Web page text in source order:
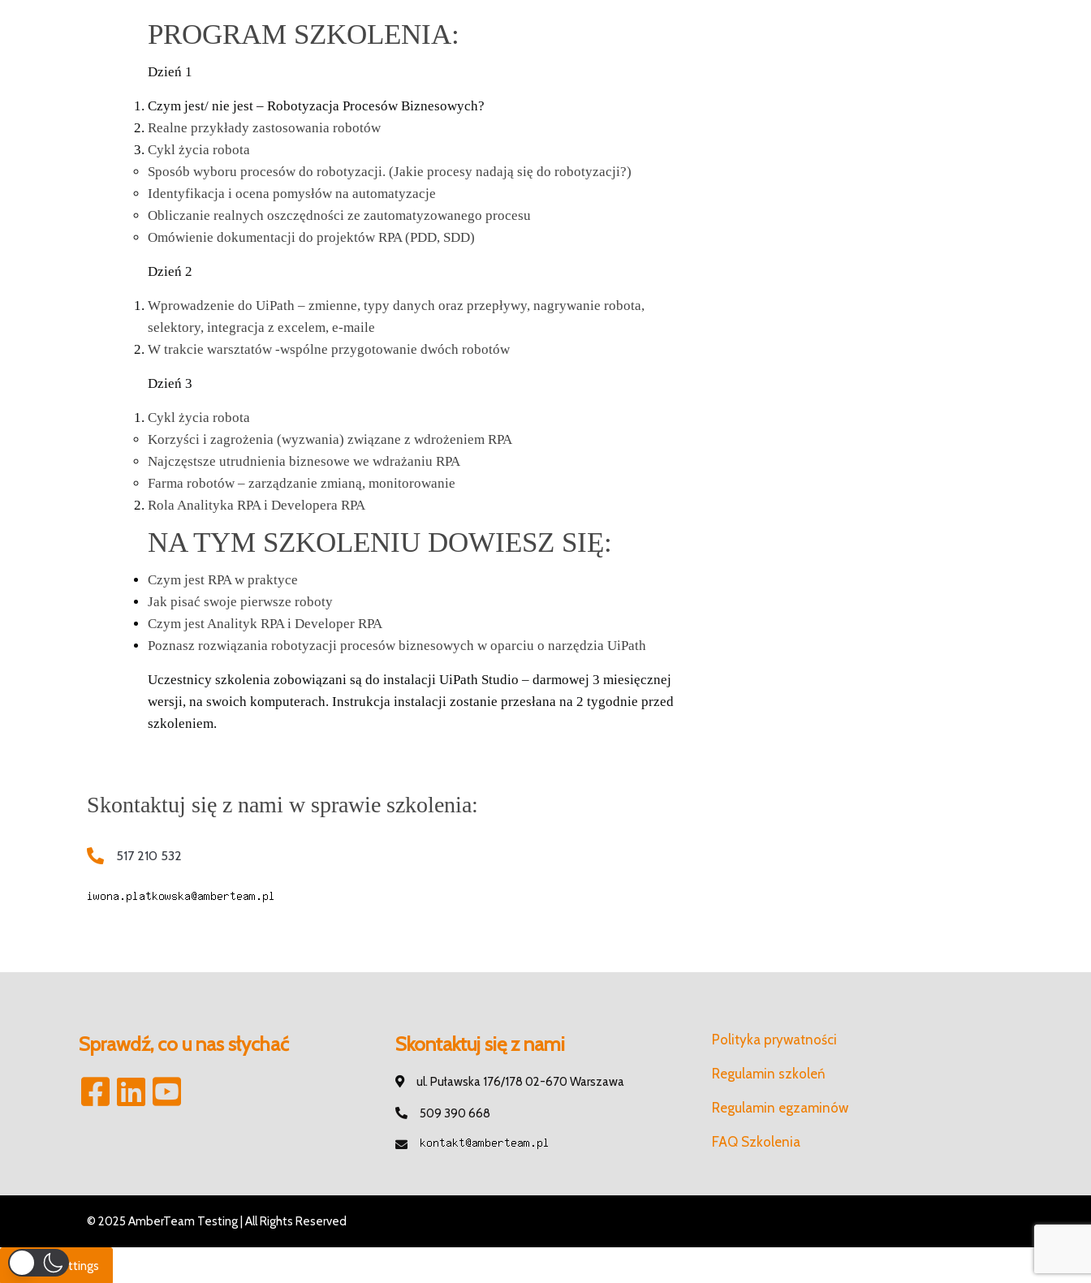
PROGRAM SZKOLENIA:
Dzień 1
Czym jest/ nie jest – Robotyzacja Procesów Biznesowych?
Realne przykłady zastosowania robotów
Cykl życia robota
Sposób wyboru procesów do robotyzacji. (Jakie procesy nadają się do robotyzacji?)
Identyfikacja i ocena pomysłów na automatyzacje
Obliczanie realnych oszczędności ze zautomatyzowanego procesu
Omówienie dokumentacji do projektów RPA (PDD, SDD)
Dzień 2
Wprowadzenie do UiPath – zmienne, typy danych oraz przepływy, nagrywanie robota,
selektory, integracja z excelem, e-maile
W trakcie warsztatów -wspólne przygotowanie dwóch robotów
Dzień 3
Cykl życia robota
Korzyści i zagrożenia (wyzwania) związane z wdrożeniem RPA
Najczęstsze utrudnienia biznesowe we wdrażaniu RPA
Farma robotów – zarządzanie zmianą, monitorowanie
Rola Analityka RPA i Developera RPA
NA TYM SZKOLENIU DOWIESZ SIĘ:
Czym jest RPA w praktyce
Jak pisać swoje pierwsze roboty
Czym jest Analityk RPA i Developer RPA
Poznasz rozwiązania robotyzacji procesów biznesowych w oparciu o narzędzia UiPath
Uczestnicy szkolenia zobowiązani są do instalacji UiPath Studio – darmowej 3 miesięcznej
wersji, na swoich komputerach. Instrukcja instalacji zostanie przesłana na 2 tygodnie przed
szkoleniem.
Skontaktuj się z nami w sprawie szkolenia:
517 210 532
Sprawdź, co u nas słychać Skontaktuj się z nami
ul. Puławska 176/178 02-670 Warszawa
509 390 668
Polityka prywatności
Regulamin szkoleń
Regulamin egzaminów
FAQ Szkolenia
© 2025 AmberTeam Testing | All Rights Reserved
Cookie Settings